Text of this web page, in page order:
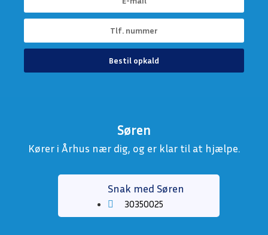
Bestil opkald
Søren
Kører i Århus nær dig, og er klar til at hjælpe.
Snak med Søren
30350025